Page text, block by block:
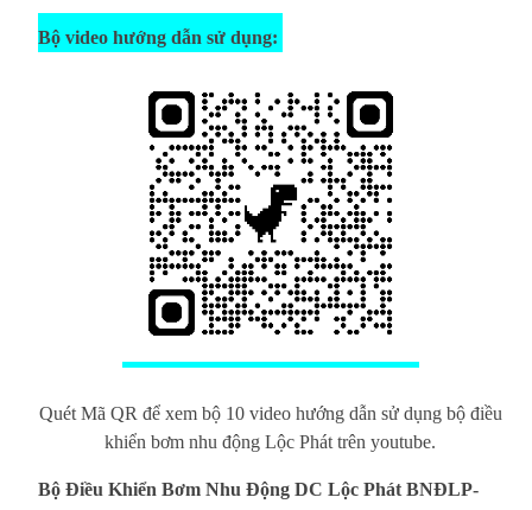
Bộ video hướng dẫn sử dụng:
Quét Mã QR để xem bộ 10 video hướng dẫn sử dụng bộ điều
khiển bơm nhu động Lộc Phát trên youtube.
Bộ Điều Khiển Bơm Nhu Động DC Lộc Phát BNĐLP-